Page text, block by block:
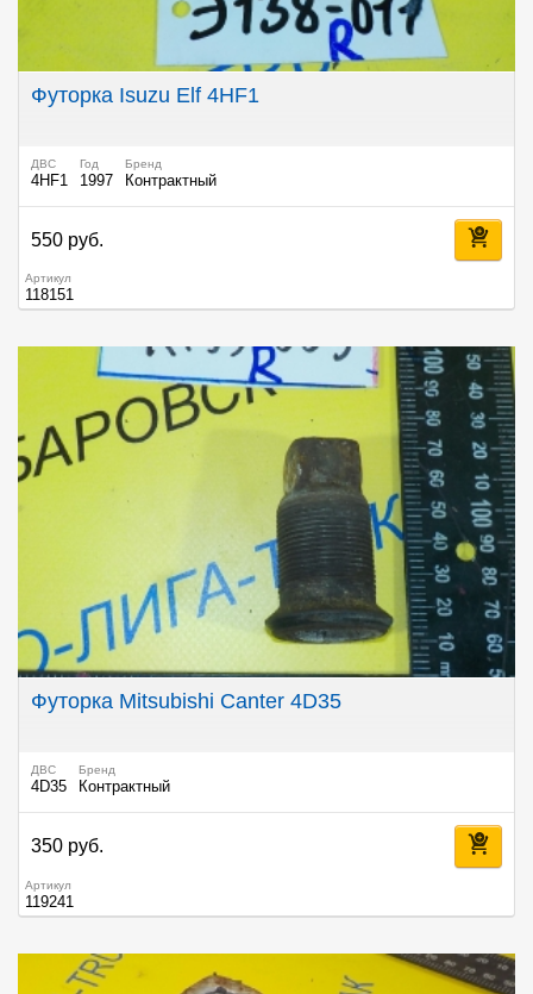
Футорка Isuzu Elf 4HF1
ДВС
4HF1
Год
1997
Бренд
Контрактный
550 руб.
Артикул
118151
Футорка Mitsubishi Canter 4D35
ДВС
4D35
Бренд
Контрактный
350 руб.
Артикул
119241